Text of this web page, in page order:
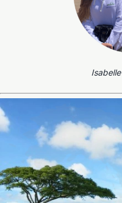
Isabelle